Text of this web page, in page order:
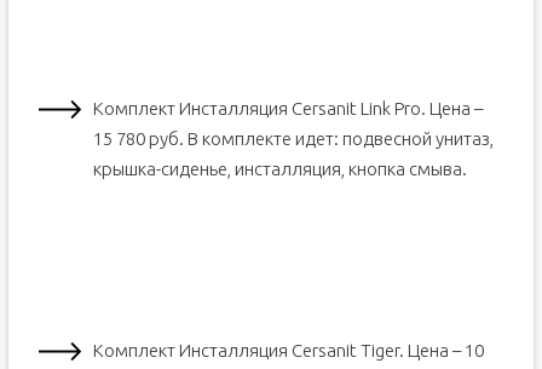
Комплект Инсталляция Cersanit Link Pro. Цена –
15 780 руб. В комплекте идет: подвесной унитаз,
крышка-сиденье, инсталляция, кнопка смыва.
Комплект Инсталляция Cersanit Tiger. Цена – 10